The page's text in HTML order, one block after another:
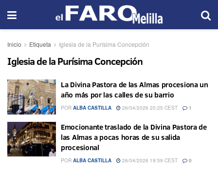
Inicio Etiqueta Iglesia de la Purísima Concepción
Iglesia de la Purísima Concepción
La Divina Pastora de las Almas procesiona un
año más por las calles de su barrio
POR ALBA CASTILLA 26/04/2026 20:25 CEST 1
Emocionante traslado de la Divina Pastora de
las Almas a pocas horas de su salida
procesional
POR ALBA CASTILLA 26/04/2026 19:59 CEST 0